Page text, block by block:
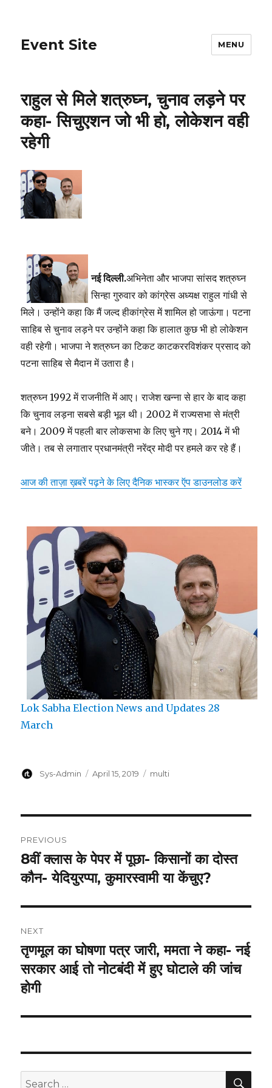
Event Site MENU
राहुल से मिले शत्रुघ्न, चुनाव लड़ने पर
कहा- सिचुएशन जो भी हो, लोकेशन वही
रहेगी
नई दिल्ली.अभिनेता और भाजपा सांसद शत्रुघ्न
सिन्हा गुरुवार को कांग्रेस अध्यक्ष राहुल गांधी से
मिले। उन्होंने कहा कि मैं जल्द हीकांग्रेस में शामिल हो जाऊंगा। पटना
साहिब से चुनाव लड़ने पर उन्होंने कहा कि हालात कुछ भी हो लोकेशन
वही रहेगी। भाजपा ने शत्रुघ्न का टिकट काटकररविशंकर प्रसाद को
पटना साहिब से मैदान में उतारा है।
शत्रुघ्न 1992 में राजनीति में आए। राजेश खन्ना से हार के बाद कहा
कि चुनाव लड़ना सबसे बड़ी भूल थी। 2002 में राज्यसभा से मंत्री
बने। 2009 में पहली बार लोकसभा के लिए चुने गए। 2014 में भी
जीते। तब से लगातार प्रधानमंत्री नरेंद्र मोदी पर हमले कर रहे हैं।
आज की ताज़ा ख़बरें पढ़ने के लिए दैनिक भास्कर ऍप डाउनलोड करें
Lok Sabha Election News and Updates 28
March
Author
Sys-Admin
Posted
April 15, 2019 Categories
multi
navigation
PREVIOUS
Previous
post:
8वीं क्लास के पेपर में पूछा- किसानों का दोस्त
कौन- येदियुरप्पा, कुमारस्वामी या केंचुए?
NEXT
Next
post:
तृणमूल का घोषणा पत्र जारी, ममता ने कहा- नई
सरकार आई तो नोटबंदी में हुए घोटाले की जांच
होगी
Search